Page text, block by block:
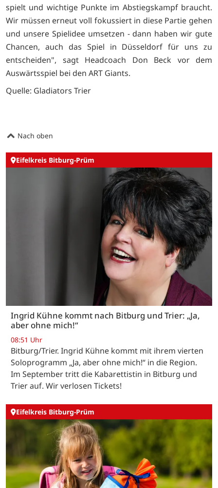
spielt und wichtige Punkte im Abstiegskampf braucht.
Wir müssen erneut voll fokussiert in diese Partie gehen
und unsere Spielidee umsetzen - dann haben wir gute
Chancen, auch das Spiel in Düsseldorf für uns zu
entscheiden", sagt Headcoach Don Beck vor dem
Auswärtsspiel bei den ART Giants.
Quelle: Gladiators Trier
Nach oben
Eifelkreis Bitburg-Prüm
Ingrid Kühne kommt nach Bitburg und Trier: „Ja,
aber ohne mich!“
08:51 Uhr
Bitburg/Trier. Ingrid Kühne kommt mit ihrem vierten
Soloprogramm „Ja, aber ohne mich!“ in die Region.
Im September tritt die Kabarettistin in Bitburg und
Trier auf. Wir verlosen Tickets!
Eifelkreis Bitburg-Prüm